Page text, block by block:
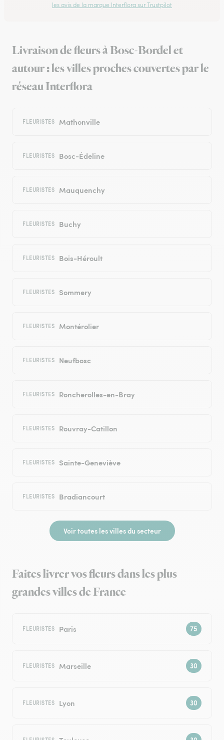
les avis de la marque Interflora sur Trustpilot
Livraison de fleurs à Bosc-Bordel et
autour : les villes proches couvertes par le
réseau Interflora
FLEURISTES Mathonville
FLEURISTES Bosc-Édeline
FLEURISTES Mauquenchy
FLEURISTES Buchy
FLEURISTES Bois-Héroult
FLEURISTES Sommery
FLEURISTES Montérolier
FLEURISTES Neufbosc
FLEURISTES Roncherolles-en-Bray
FLEURISTES Rouvray-Catillon
FLEURISTES Sainte-Geneviève
FLEURISTES Bradiancourt
Voir toutes les villes du secteur
Faites livrer vos fleurs dans les plus
grandes villes de France
FLEURISTES Paris
FLEURISTES Marseille
FLEURISTES Lyon